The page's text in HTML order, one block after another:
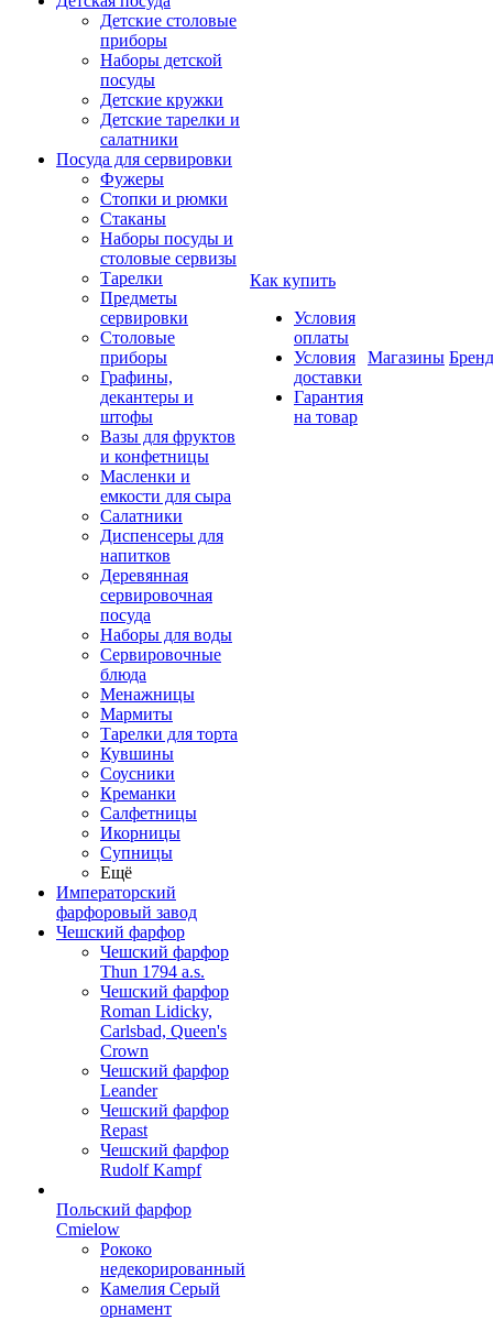
Детские столовые
приборы
Наборы детской
посуды
Детские кружки
Детские тарелки и
салатники
Посуда для сервировки
Фужеры
Стопки и рюмки
Стаканы
Наборы посуды и
столовые сервизы
Тарелки
Предметы
сервировки
Столовые
приборы
Графины,
декантеры и
штофы
Вазы для фруктов
и конфетницы
Масленки и
емкости для сыра
Салатники
Диспенсеры для
напитков
Деревянная
сервировочная
посуда
Наборы для воды
Сервировочные
блюда
Менажницы
Мармиты
Тарелки для торта
Кувшины
Соусники
Креманки
Салфетницы
Икорницы
Супницы
Ещё
Императорский
фарфоровый завод
Чешский фарфор
Чешский фарфор
Thun 1794 a.s.
Чешский фарфор
Roman Lidicky,
Carlsbad, Queen's
Crown
Чешский фарфор
Leander
Чешский фарфор
Repast
Чешский фарфор
Rudolf Kampf
Польский фарфор
Сmielow
Рококо
недекорированный
Камелия Серый
орнамент
Как купить
Условия
оплаты
Условия
доставки
Гарантия
на товар
Магазины